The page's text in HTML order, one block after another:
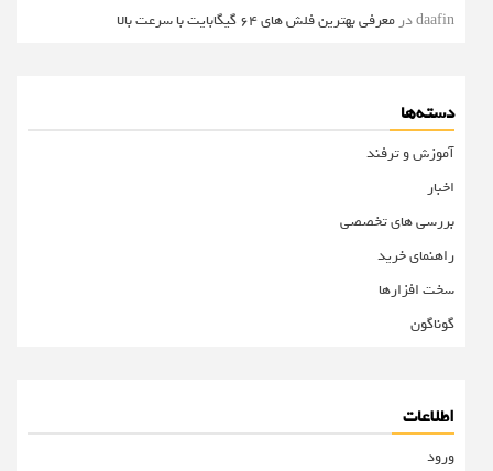
daafinدرمعرفی بهترین فلش های 64 گیگابایت با سرعت بالا
دسته‌ها
آموزش و ترفند
اخبار
بررسی های تخصصی
راهنمای خرید
سخت افزارها
گوناگون
اطلاعات
ورود